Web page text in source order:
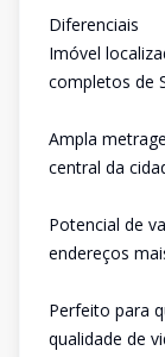
Diferenciais
Imóvel
completos de
Ampla
central da
Potencial de
endereços
Perfeito para
qualidade de